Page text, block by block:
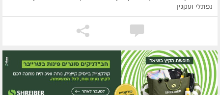
נפתלי ועקנין